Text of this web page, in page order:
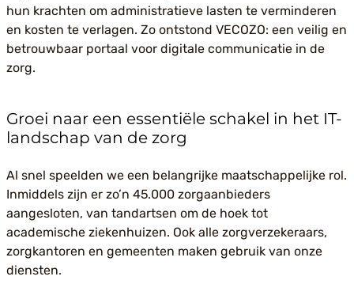
hun krachten om administratieve lasten te verminderen
en kosten te verlagen. Zo ontstond VECOZO: een veilig en
betrouwbaar portaal voor digitale communicatie in de
zorg.
Groei naar een essentiële schakel in het IT-
landschap van de zorg
Al snel speelden we een belangrijke maatschappelijke rol.
Inmiddels zijn er zo’n 45.000 zorgaanbieders
aangesloten, van tandartsen om de hoek tot
academische ziekenhuizen. Ook alle zorgverzekeraars,
zorgkantoren en gemeenten maken gebruik van onze
diensten.